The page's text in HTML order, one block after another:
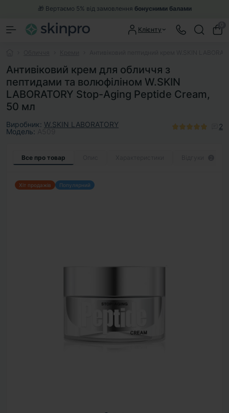
🎁 Вертаємо 5% від замовлення бонусними балами
Клієнту
Антивіковий крем для обличчя з
пептидами та волюфіліном W.SKIN
LABORATORY Stop-Aging Peptide Cream,
50 мл
Виробник: W.SKIN LABORATORY
Модель:
2
Все про товар
Хіт продажів Популярний